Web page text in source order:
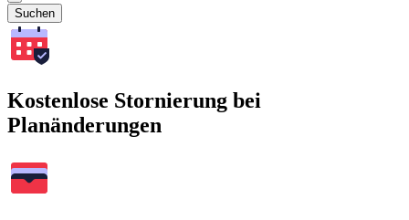
Suchen
Kostenlose Stornierung bei
Planänderungen